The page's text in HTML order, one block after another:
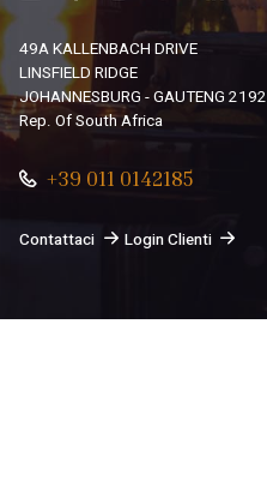
49A KALLENBACH DRIVE
LINSFIELD RIDGE
JOHANNESBURG - GAUTENG 2192
Rep. Of South Africa
+39 011 0142185
Contattaci Login Clienti